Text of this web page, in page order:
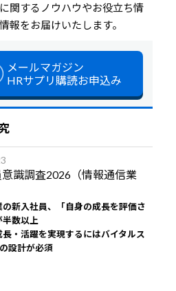
関するノウハウやお役立ち情
報をお届けいたします。
メールマガジン
HRサプリ購読お申込み
識調査2026（情報通信業
新入社員、「自身の成長を評価さ
数以上
・活躍を実現するにはバイタルス
設計が必須